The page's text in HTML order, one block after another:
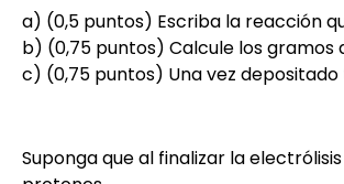
a) (0,5 puntos) Escriba la reacción
b) (0,75 puntos) Calcule los gramos
c) (0,75 puntos) Una vez
Suponga que al finalizar la